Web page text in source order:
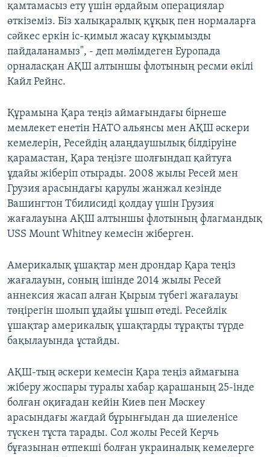
қамтамасыз ету үшін әрдайым операциялар
өткіземіз. Біз халықаралық құқық пен нормаларға
сәйкес еркін іс-қимыл жасау құқымызды
пайдаланамыз", - деп мәлімдеген Еуропада
орналасқан АҚШ алтыншы флотының ресми өкілі
Кайл Рейнс.
Құрамына Қара теңіз аймағындағы бірнеше
мемлекет енетін НАТО альянсы мен АҚШ әскери
кемелерін, Ресейдің алаңдаушылық білдіруіне
қарамастан, Қара теңізге шолғындап қайтуға
ұдайы жіберіп отырады. 2008 жылы Ресей мен
Грузия арасындағы қарулы жанжал кезінде
Вашингтон Тбилисиді қолдау үшін Грузия
жағалауына АҚШ алтыншы флотының флагмандық
USS Mount Whitney кемесін жіберген.
Америкалық ұшақтар мен дрондар Қара теңіз
жағалауын, соның ішінде 2014 жылы Ресей
аннексия жасап алған Қырым түбегі жағалауы
төңірегін шолып ұдайы ұшып өтеді. Ресейлік
ұшақтар америкалық ұшақтарды тұрақты түрде
бақылауында ұстайды.
АҚШ-тың әскери кемесін Қара теңіз аймағына
жіберу жоспары туралы хабар қарашаның 25-інде
болған оқиғадан кейін Киев пен Мәскеу
арасындағы жағдай бұрынғыдан да шиеленісе
түскен тұста тарады. Сол жолы Ресей Керчь
бұғазынан өтпекші болған украиналық кемелерге